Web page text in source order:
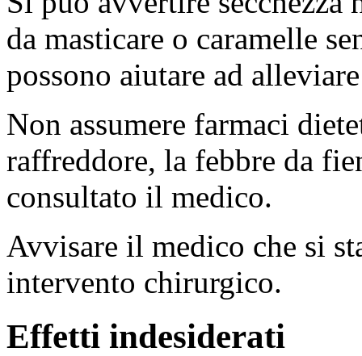
da masticare o caramelle
possono aiutare ad
Non assumere farmaci
raffreddore, la febbre da
consultato il medico.
Avvisare il medico che si
intervento chirurgico.
Effetti indesiderati